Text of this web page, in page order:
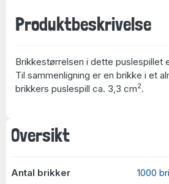
Oversikt
Antal brikker
1000
Produktbeskrivelse
Brikkestørrelsen i dette puslespillet
Til sammenligning er en brikke i et
brikkers puslespill ca. 3,3 cm2.